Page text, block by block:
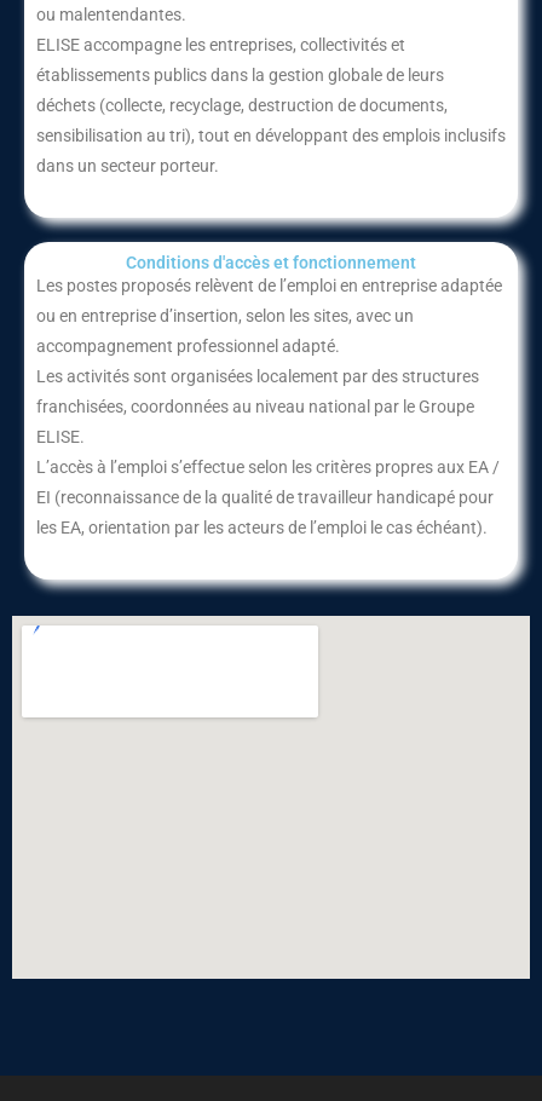
ou malentendantes.
ELISE accompagne les entreprises, collectivités et
établissements publics dans la gestion globale de leurs
déchets (collecte, recyclage, destruction de documents,
sensibilisation au tri), tout en développant des emplois inclusifs
dans un secteur porteur.
Conditions d'accès et fonctionnement​
Les postes proposés relèvent de l’emploi en entreprise adaptée
ou en entreprise d’insertion, selon les sites, avec un
accompagnement professionnel adapté.
Les activités sont organisées localement par des structures
franchisées, coordonnées au niveau national par le Groupe
ELISE.
L’accès à l’emploi s’effectue selon les critères propres aux EA /
EI (reconnaissance de la qualité de travailleur handicapé pour
les EA, orientation par les acteurs de l’emploi le cas échéant).